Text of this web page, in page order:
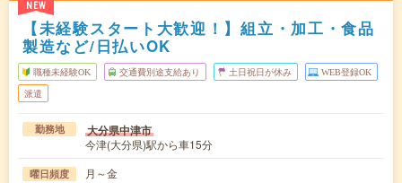
NEW
【未経験スタート大歓迎！】組立・加工・食品
製造など/日払いOK
職種未経験OK 交通費別途支給あり 土日祝日が休み WEB登録OK
派遣
勤務地 大分県中津市
今津(大分県)駅から車15分
曜日頻度 月～金